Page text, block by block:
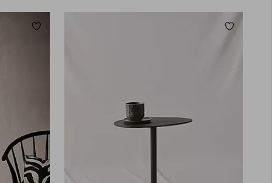
Toevoegen aan favorieten Toevoegen